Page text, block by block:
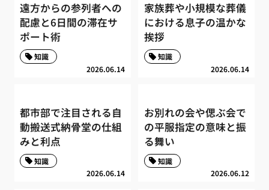
遠方からの参列者への
配慮と6日間の滞在サ
ポート術
2026.06.14
知識
家族葬や小規模な葬儀
における息子の温かな
挨拶
2026.06.14
知識
都市部で注目される自
動搬送式納骨堂の仕組
みと利点
2026.06.14
知識
お別れの会や偲ぶ会で
の平服指定の意味と振
る舞い
2026.06.12
知識